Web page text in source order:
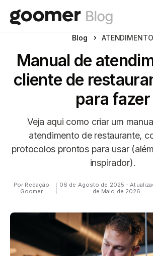
Blog ATENDIMENTO
Manual de
cliente de
para fazer
Veja aqui como criar um
atendimento de restaurante,
protocolos prontos para usar
inspirador).
Por Redação
Goomer
06 de Agosto de 2025 -
de Maio de 2026